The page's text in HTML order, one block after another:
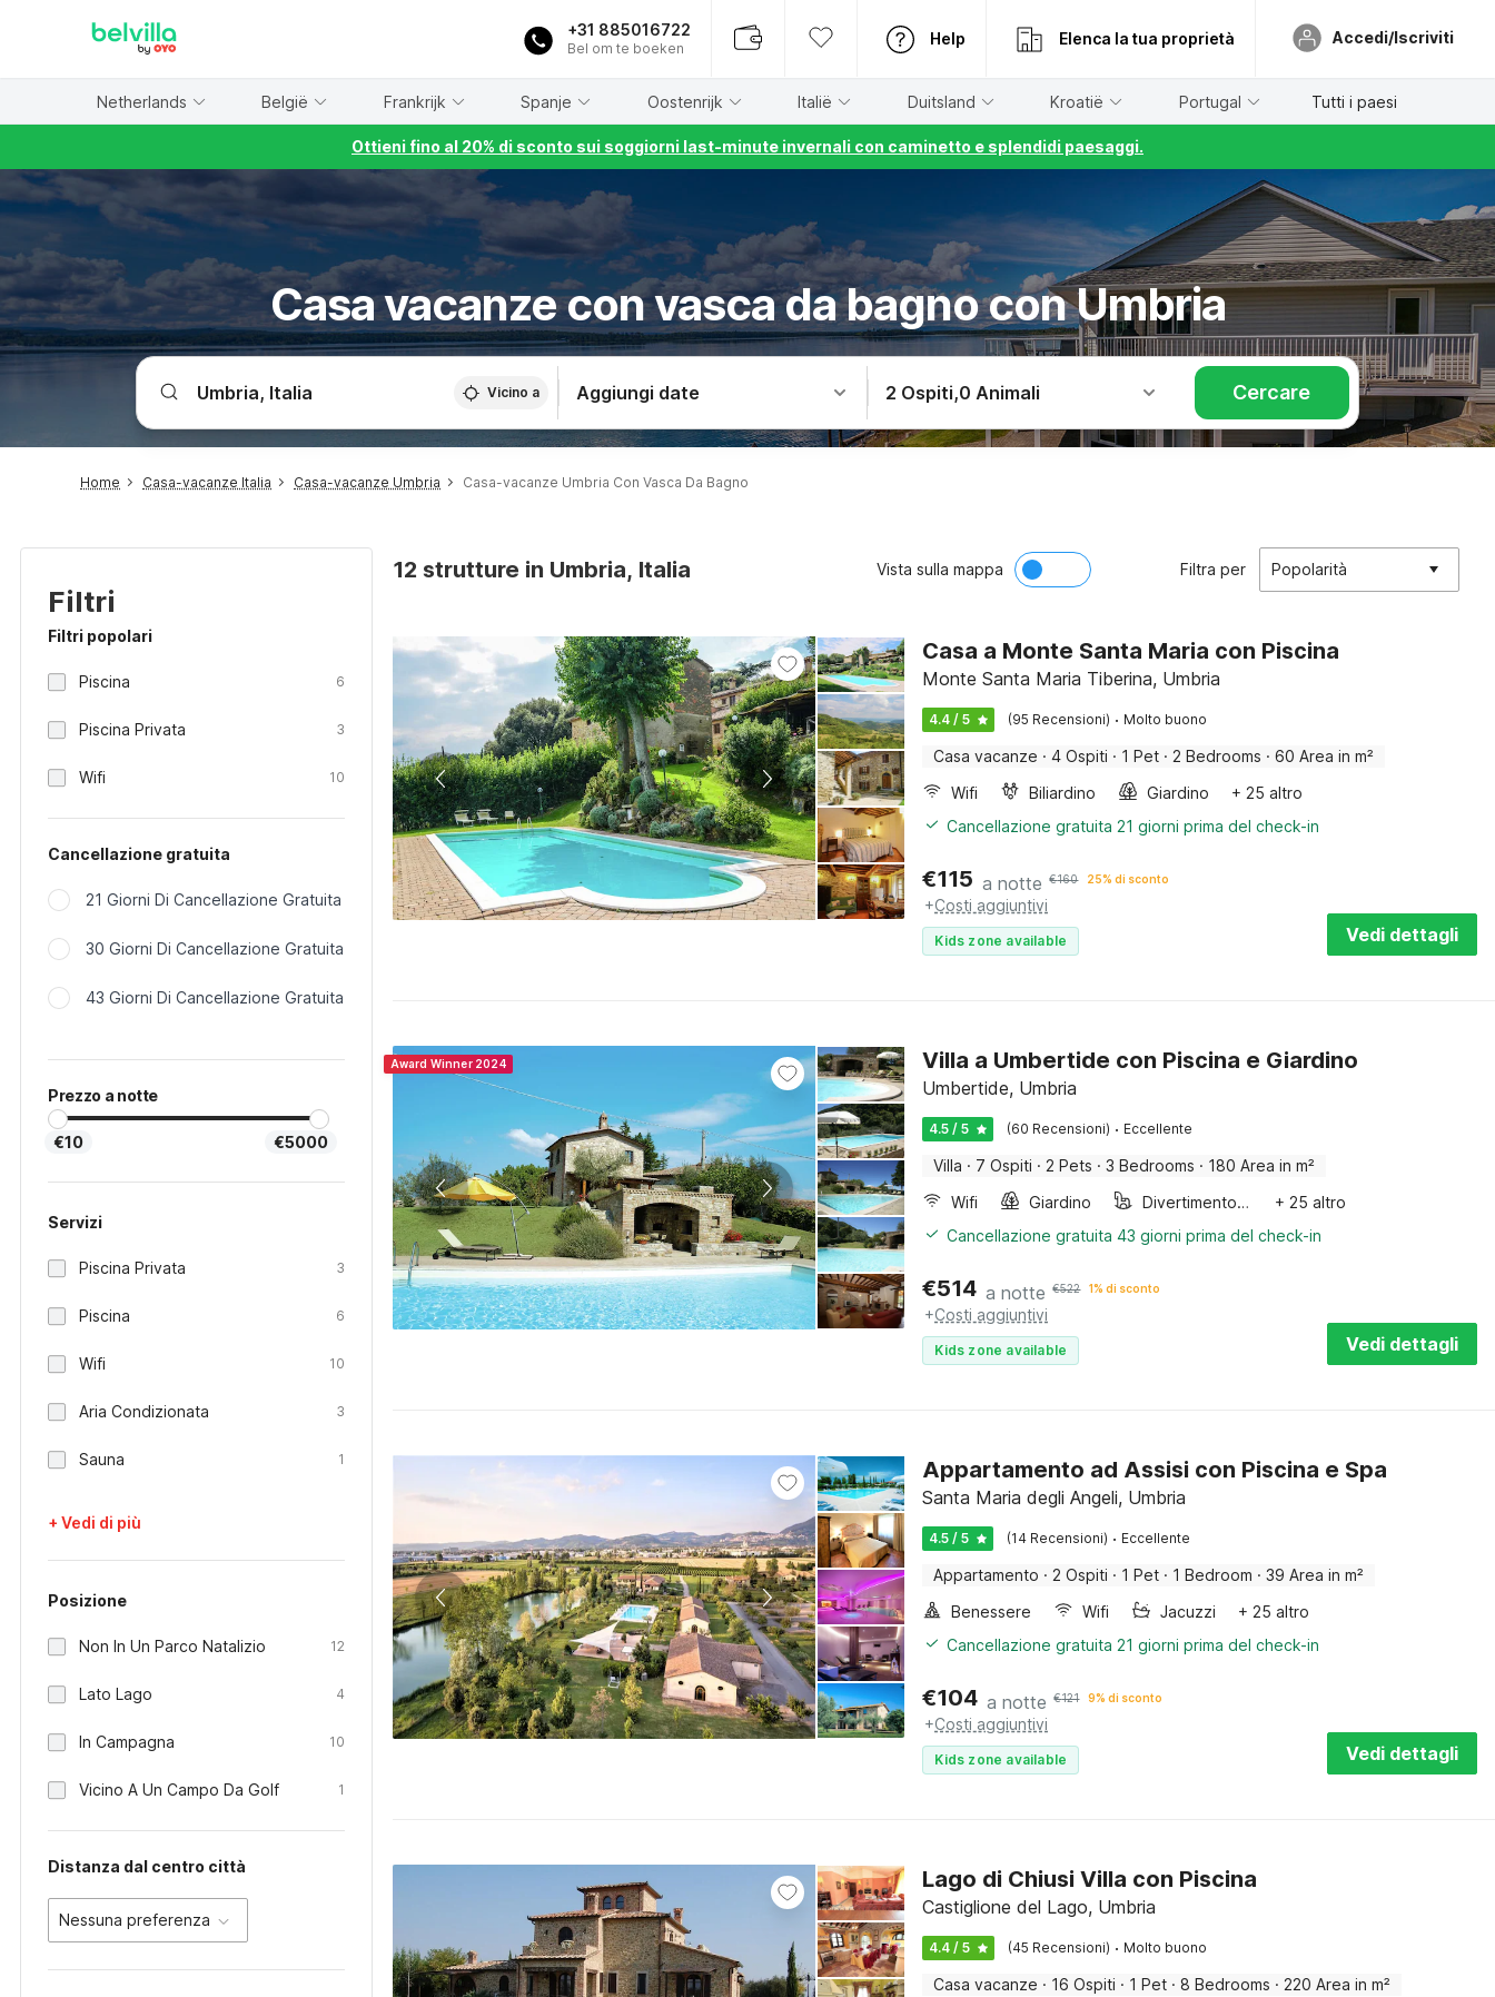
+31 885016722
Bel om te boeken
Help Elenca la tua proprietà Accedi/Iscriviti
Netherlands België Frankrijk Spanje Oostenrijk Italië Duitsland Kroatië Portugal Tutti i paesi
Ottieni fino al 20% di sconto sui soggiorni last-minute invernali con caminetto e splendidi paesaggi.
Casa vacanze con vasca da bagno con Umbria
Vicino a Aggiungi date 2 Ospiti,0 Animali Cercare
Home Casa-vacanze Italia Casa-vacanze Umbria Casa-vacanze Umbria Con Vasca Da Bagno
Filtri
Filtri popolari
Piscina 6
Piscina Privata 3
Wifi 10
Cancellazione gratuita
21 Giorni Di Cancellazione Gratuita
30 Giorni Di Cancellazione Gratuita
43 Giorni Di Cancellazione Gratuita
Prezzo a notte
€10 €5000
Servizi
Piscina Privata 3
Piscina 6
Wifi 10
Aria Condizionata 3
Sauna 1
+ Vedi di più
Posizione
Non In Un Parco Natalizio 12
Lato Lago 4
In Campagna 10
Vicino A Un Campo Da Golf 1
Distanza dal centro città
Nessuna preferenza
12 strutture in Umbria, Italia Vista sulla mappa Filtra per Popolarità
Casa a Monte Santa Maria con Piscina
Monte Santa Maria Tiberina, Umbria
4.4 / 5 (95 Recensioni) · Molto buono
Casa vacanze · 4 Ospiti · 1 Pet · 2 Bedrooms · 60 Area in m²
Wifi
Biliardino Giardino
+ 25 altro
Cancellazione gratuita 21 giorni prima del check-in
€115 a notte €160 25% di sconto
+Costi aggiuntivi
Kids zone available Vedi dettagli
Award Winner 2024 Villa a Umbertide con Piscina e Giardino
Umbertide, Umbria
4.5 / 5 (60 Recensioni) · Eccellente
Villa · 7 Ospiti · 2 Pets · 3 Bedrooms · 180 Area in m²
Wifi
Giardino Divertimento per bambini
+ 25 altro
Cancellazione gratuita 43 giorni prima del check-in
€514 a notte €522 1% di sconto
+Costi aggiuntivi
Kids zone available Vedi dettagli
Appartamento ad Assisi con Piscina e Spa
Santa Maria degli Angeli, Umbria
4.5 / 5 (14 Recensioni) · Eccellente
Appartamento · 2 Ospiti · 1 Pet · 1 Bedroom · 39 Area in m²
Benessere
Wifi Jacuzzi
+ 25 altro
Cancellazione gratuita 21 giorni prima del check-in
€104 a notte €121 9% di sconto
+Costi aggiuntivi
Kids zone available Vedi dettagli
Lago di Chiusi Villa con Piscina
Castiglione del Lago, Umbria
4.4 / 5 (45 Recensioni) · Molto buono
Casa vacanze · 16 Ospiti · 1 Pet · 8 Bedrooms · 220 Area in m²